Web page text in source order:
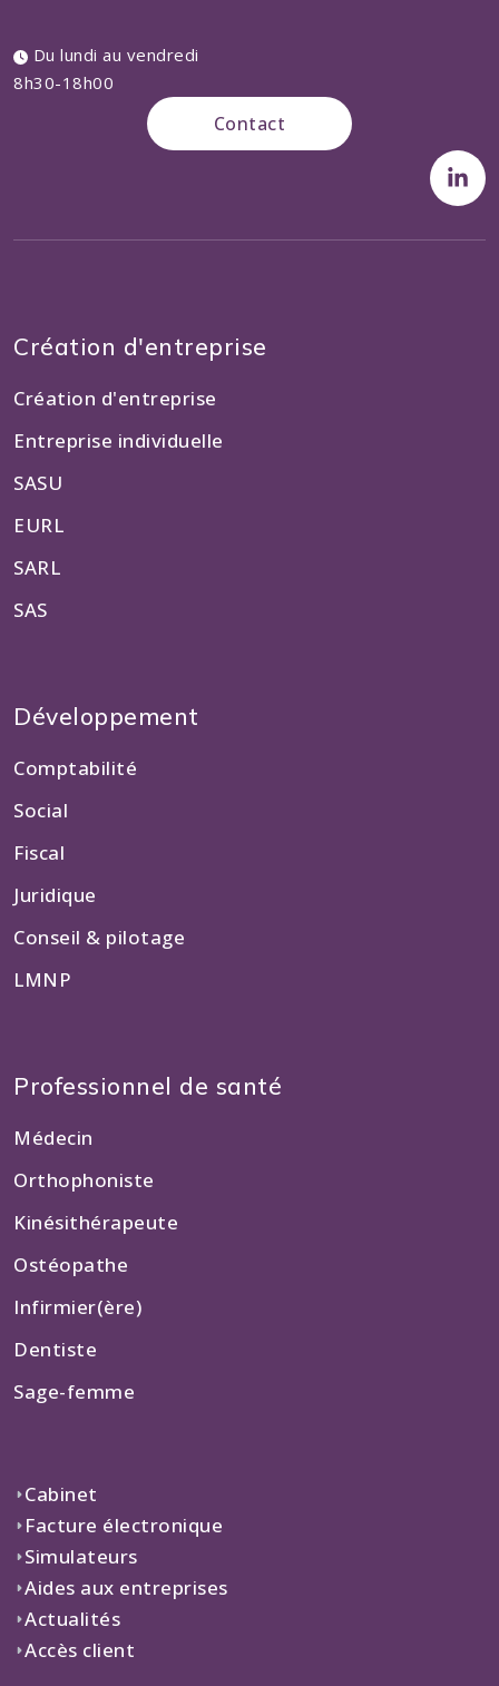
Du lundi au vendredi
8h30-18h00
Contact
Création d'entreprise
Création d'entreprise
Entreprise individuelle
SASU
EURL
SARL
SAS
Développement
Comptabilité
Social
Fiscal
Juridique
Conseil & pilotage
LMNP
Professionnel de santé
Médecin
Orthophoniste
Kinésithérapeute
Ostéopathe
Infirmier(ère)
Dentiste
Sage-femme
Cabinet
Facture électronique
Simulateurs
Aides aux entreprises
Actualités
Accès client